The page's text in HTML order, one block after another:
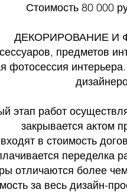
Стоимость 80 000
ДЕКОРИРОВАНИЕ И
предметов
фотосессия
этап работ
закрывается актом
в стоимость
переделка
отличаются более
за весь дизайн-